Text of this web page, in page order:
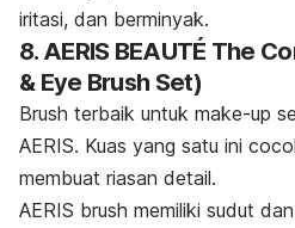
iritasi, dan berminyak.
8. AERIS BEAUTÉ The
& Eye Brush Set)
Brush terbaik untuk make-up
AERIS. Kuas yang satu ini
membuat riasan detail.
AERIS brush memiliki sudut